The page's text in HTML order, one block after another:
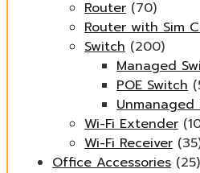
Router (70)
Router with Sim
Switch (200)
Managed
POE Switch
Unmanaged
Wi-Fi Extender
Wi-Fi Receiver
Office Accessories (25)